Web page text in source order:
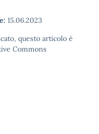
15.06.2023
questo articolo è
Commons